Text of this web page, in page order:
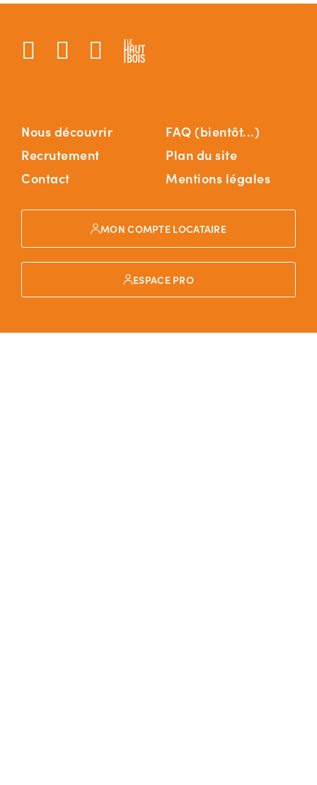
Nous découvrir
Recrutement
Contact
FAQ (bientôt...)
Plan du site
Mentions légales
MON COMPTE LOCATAIRE
ESPACE PRO